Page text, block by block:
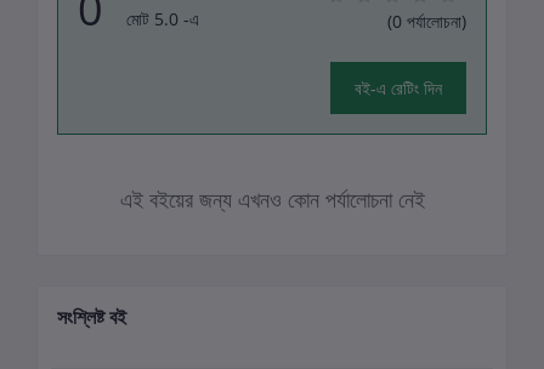
মোট 5.0 -এ (0 পর্যালোচনা)
বই-এ রেটিং দিন
এই বইয়ের জন্য এখনও কোন পর্যালোচনা নেই
সংশ্লিষ্ট বই